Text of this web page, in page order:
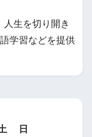
人生を切り開き
学習などを提供
日